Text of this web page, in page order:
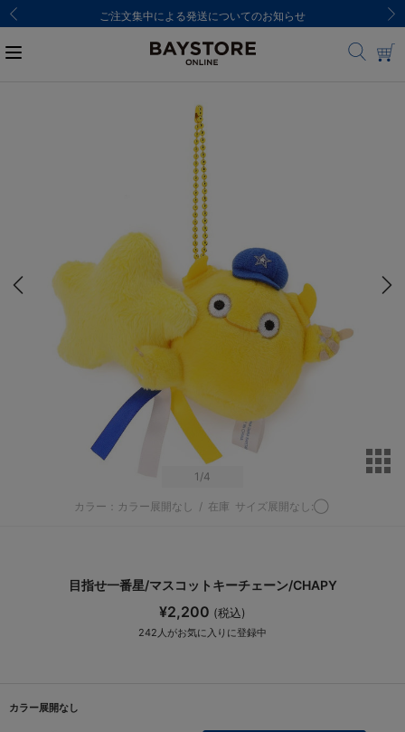
ご注文集中による発送についてのお知らせ
1 /4
カラー：カラー展開なし / 在庫 サイズ展開なし:◯
目指せ一番星/マスコットキーチェーン/CHAPY
¥2,200 (税込)
242 人がお気に入りに登録中
カラー展開なし